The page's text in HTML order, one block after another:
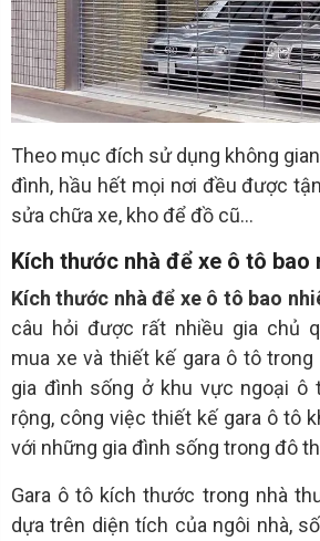
Theo mục đích sử dụng không
đình, hầu hết mọi nơi đều được
sửa chữa xe, kho để đồ cũ…
Kích thước nhà để xe ô tô bao
Kích thước nhà để xe ô tô bao
câu hỏi được rất nhiều gia chủ
mua xe và thiết kế gara ô tô
gia đình sống ở khu vực ngoại ô
rộng, công việc thiết kế gara ô tô
với những gia đình sống trong đô
Gara ô tô kích thước trong nhà
dựa trên diện tích của ngôi nhà,